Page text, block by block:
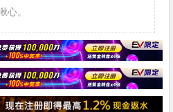
心。